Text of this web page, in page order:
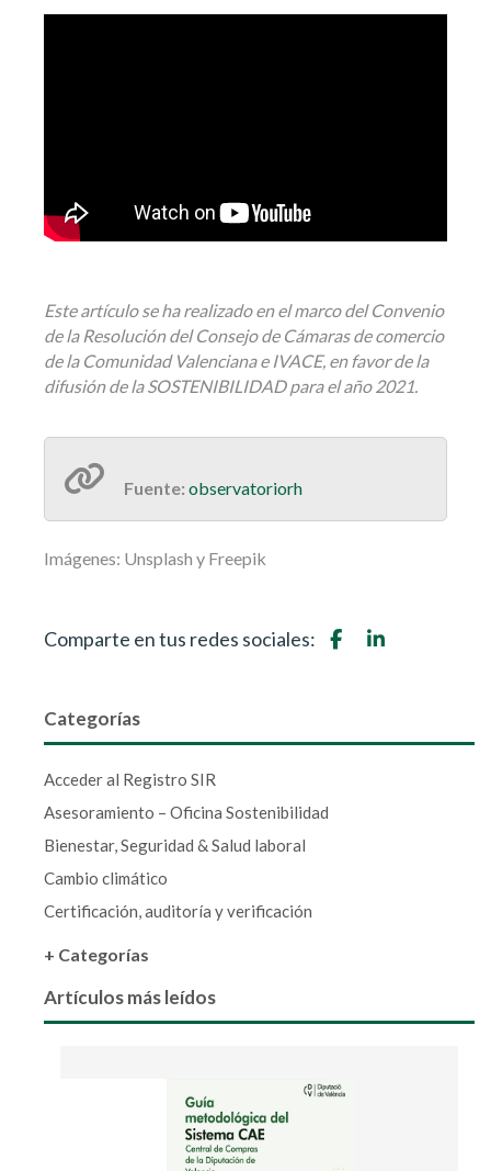
Este artículo se ha realizado en el marco del Convenio
de la Resolución del Consejo de Cámaras de comercio
de la Comunidad Valenciana e IVACE, en favor de la
difusión de la SOSTENIBILIDAD para el año 2021.
Fuente: observatoriorh
Imágenes: Unsplash y Freepik
Comparte en tus redes sociales:
Categorías
Acceder al Registro SIR
Asesoramiento – Oficina Sostenibilidad
Bienestar, Seguridad & Salud laboral
Cambio climático
Certificación, auditoría y verificación
+ Categorías
Artículos más leídos